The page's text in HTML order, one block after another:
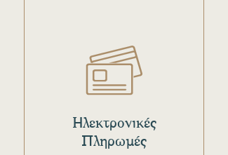
Ηλεκτρονικές
Πληρωμές